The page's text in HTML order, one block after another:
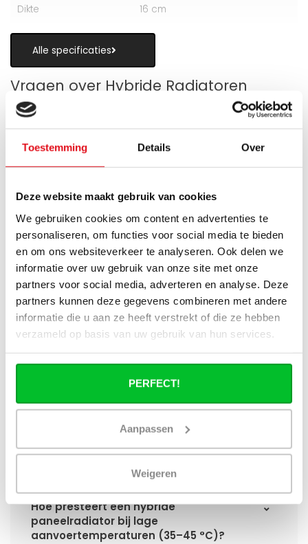
Toestemming Details Over
Deze website maakt gebruik van cookies
We gebruiken cookies om content en advertenties te
personaliseren, om functies voor social media te bieden
en om ons websiteverkeer te analyseren. Ook delen we
informatie over uw gebruik van onze site met onze
partners voor social media, adverteren en analyse. Deze
partners kunnen deze gegevens combineren met andere
informatie die u aan ze heeft verstrekt of die ze hebben
verzameld op basis van uw gebruik van hun services.
PERFECT!
Aanpassen
Weigeren
Dikte 16 cm
Alle specificaties
Vragen over Hybride Radiatoren
als alternatief voor vloerverwarming?
Wanneer zijn de warmteboosters het
meest nuttig?
Wat is technisch gezien een hybride
paneelradiator?
Hoe verschilt de warmteafgifte van een
hybride paneelradiator ten opzichte van
een standaard paneelradiator?
Wat is het voordeel van geïntegreerde
warmteboosters ten opzichte van losse
radiatorventilatoren?
Waarom is een hybride paneelradiator
technisch geen convector?
Hoe presteert een hybride
paneelradiator bij lage
aanvoertemperaturen (35–45 °C)?